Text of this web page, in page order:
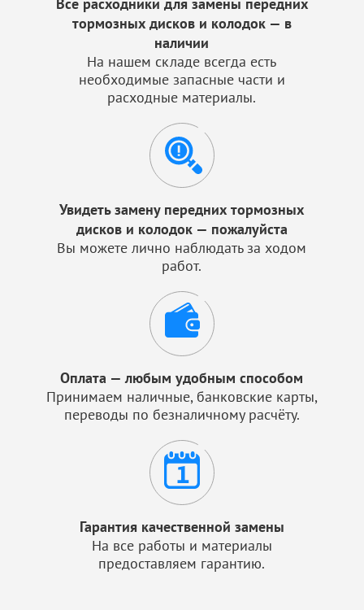
тормозных дисков и колодок — в
наличии
На нашем складе всегда есть
необходимые запасные части и
расходные материалы.
Увидеть замену передних тормозных
дисков и колодок — пожалуйста
Вы можете лично наблюдать за ходом
работ.
Оплата — любым удобным способом
Принимаем наличные, банковские карты,
переводы по безналичному расчёту.
Гарантия качественной замены
На все работы и материалы
предоставляем гарантию.